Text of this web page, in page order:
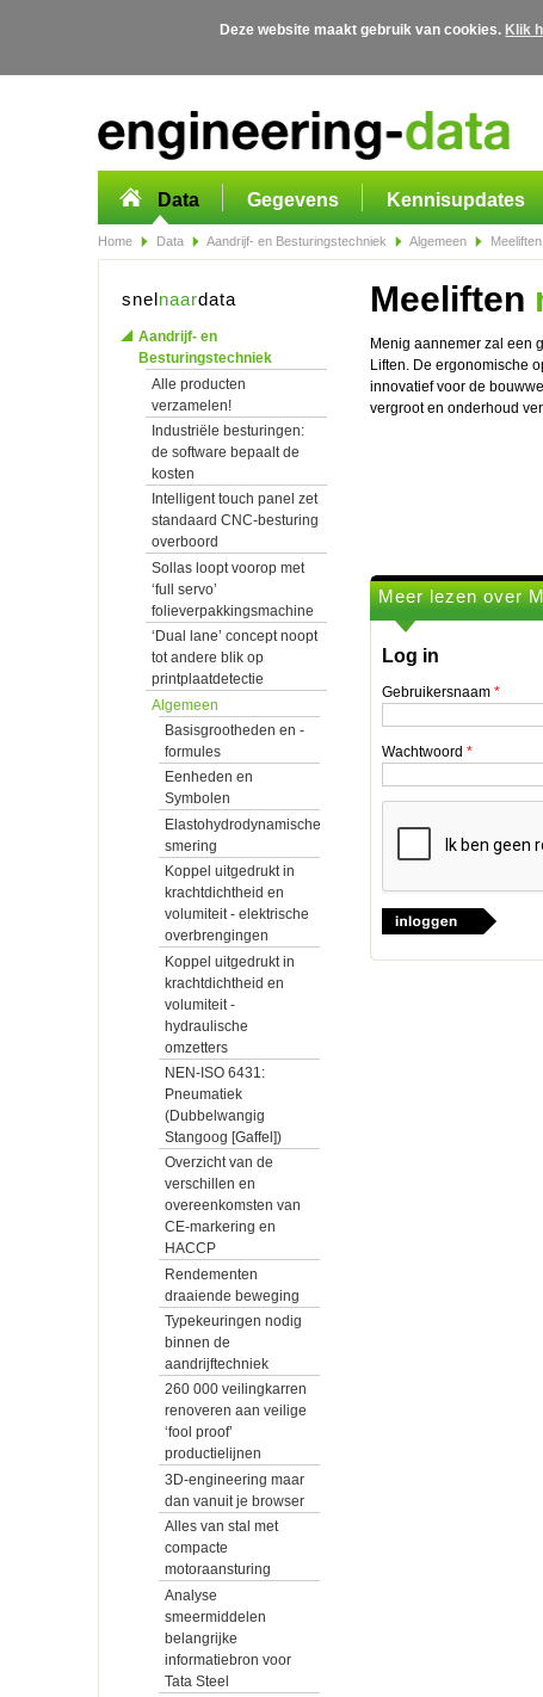
Deze website maakt gebruik van cookies. Klik
Data Gegevens Kennisupdates
Home Data Aandrijf- en Besturingstechniek Algemeen
snelnaardata
Aandrijf- en
Besturingstechniek
Alle producten
verzamelen!
Industriële besturingen:
de software bepaalt de
kosten
Intelligent touch panel zet
standaard CNC-besturing
overboord
Sollas loopt voorop met
‘full servo’
folieverpakkingsmachine
‘Dual lane’ concept noopt
tot andere blik op
printplaatdetectie
Algemeen
Basisgrootheden en -
formules
Eenheden en
Symbolen
Elastohydrodynamische
smering
Koppel uitgedrukt in
krachtdichtheid en
volumiteit - elektrische
overbrengingen
Koppel uitgedrukt in
krachtdichtheid en
volumiteit -
hydraulische
omzetters
NEN-ISO 6431:
Pneumatiek
(Dubbelwangig
Stangoog [Gaffel])
Overzicht van de
verschillen en
overeenkomsten van
CE-markering en
HACCP
Rendementen
draaiende beweging
Typekeuringen nodig
binnen de
aandrijftechniek
260 000 veilingkarren
renoveren aan veilige
‘fool proof’
productielijnen
3D-engineering maar
dan vanuit je browser
Alles van stal met
compacte
motoraansturing
Analyse
smeermiddelen
belangrijke
informatiebron voor
Tata Steel
Meeliften
Menig aannemer zal een
Liften. De ergonomische
innovatief voor de
vergroot en onderhoud
Meer lezen over
Log in
Gebruikersnaam *
Wachtwoord *